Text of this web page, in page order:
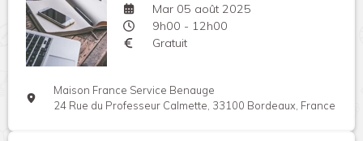
Mar 05 août 2025
9h00 - 12h00
Gratuit
Maison France Service Benauge
24 Rue du Professeur Calmette, 33100 Bordeaux, France